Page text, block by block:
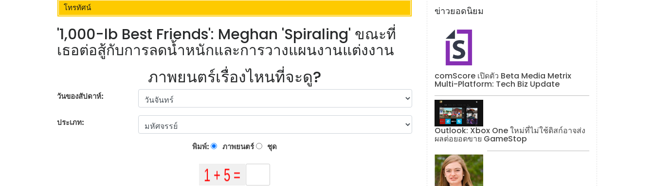
โทรทัศน์
'1,000-lb Best Friends': Meghan 'Spiraling' ขณะที่
เธอต่อสู้กับการลดน้ำหนักและการวางแผนงานแต่งงาน
ภาพยนตร์เรื่องไหนที่จะดู?
วันของสัปดาห์:
ประเภท:
พิมพ์: ภาพยนตร์ ชุด
ข่าวยอดนิยม
comScore เปิดตัว Beta Media Metrix
Multi-Platform: Tech Biz Update
Outlook: Xbox One ใหม่ที่ไม่ใช้ดิสก์อาจส่ง
ผลต่อยอดขาย GameStop